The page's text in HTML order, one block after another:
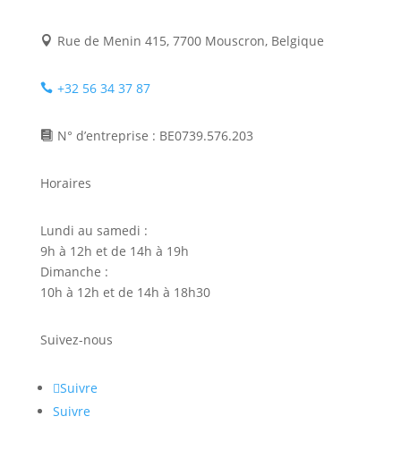
 Rue de Menin 415, 7700 Mouscron, Belgique
 +32 56 34 37 87
 N° d’entreprise : BE0739.576.203
Horaires
Lundi au samedi :
9h à 12h et de 14h à 19h
Dimanche :
10h à 12h et de 14h à 18h30
Suivez-nous
Suivre
Suivre